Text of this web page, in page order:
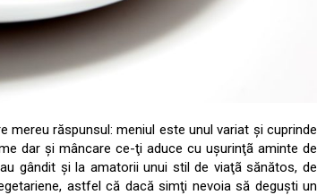
mereu răspunsul: meniul este unul variat şi cuprinde
dar şi mâncare ce-ţi aduce cu uşurinţã aminte de
gândit şi la amatorii unui stil de viaţã sănătos, de
astfel că dacă simţi nevoia să deguşti un